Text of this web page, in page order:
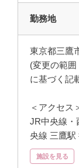
勤務地
東京都三鷹
(変更の範
に基づく記
＜アクセス
JR中央線・
央線 三鷹駅
施設を見る